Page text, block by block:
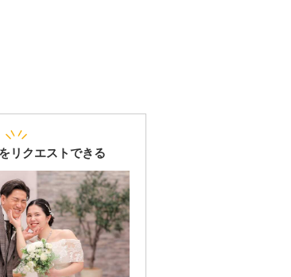
リクエストできる